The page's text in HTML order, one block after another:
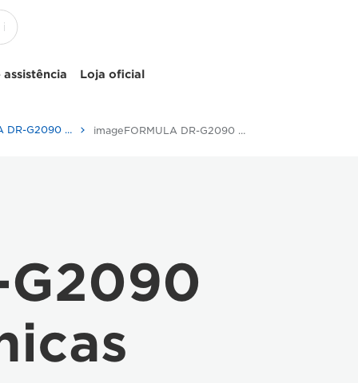
Loja oficial
imageFORMULA DR-G2090 - Scanners for Home & Office imageFORMULA DR-G2090 - Specifications
G2090